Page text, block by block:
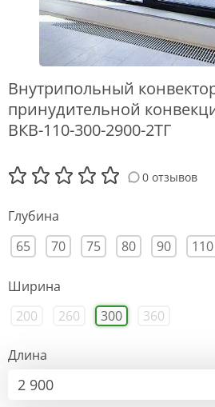
Внутрипольный
принудительной
ВКВ-110-300-2900-2ТГ
0 отзывов
Глубина
65
70 75 80 90 110
Ширина
200
260 300 360
Длина
2 900